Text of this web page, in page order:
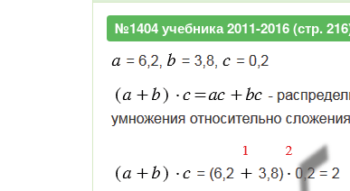
№1404 учебника 2011-2016 (стр.